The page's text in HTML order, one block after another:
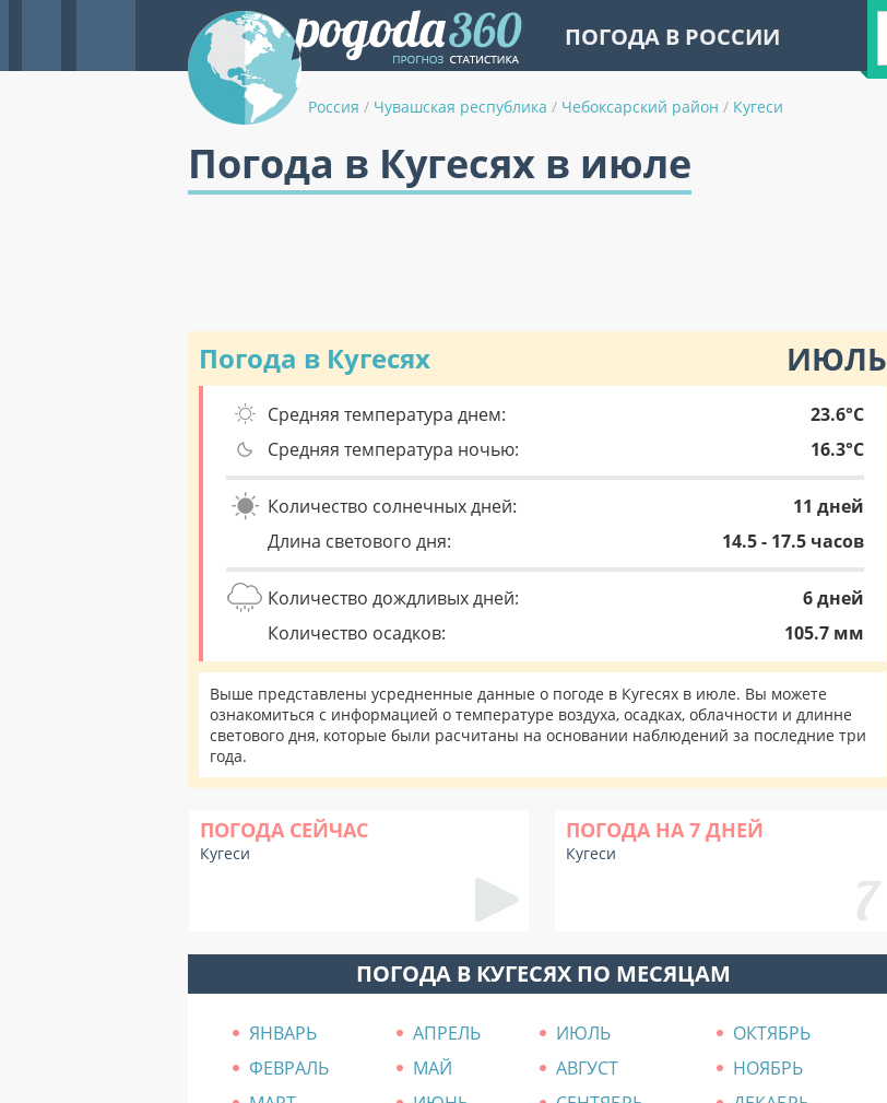
ПОГОДА В РОССИИ
Россия / Чувашская республика / Чебоксарский район / Кугеси
Погода в Кугесях в июле
Погода в Кугесях ИЮЛЬ
Средняя температура днем:
23.6°C
Средняя температура ночью:
16.3°C
Количество солнечных дней:
11 дней
Длина светового дня:
14.5 - 17.5 часов
Количество дождливых дней:
6 дней
Количество осадков:
105.7 мм
Выше представлены усредненные данные о погоде в Кугесях в июле. Вы можете
ознакомиться с информацией о температуре воздуха, осадках, облачности и длинне
светового дня, которые были расчитаны на основании наблюдений за последние три
года.
ПОГОДА СЕЙЧАС
Кугеси
ПОГОДА НА 7 ДНЕЙ
Кугеси
ПОГОДА В КУГЕСЯХ ПО МЕСЯЦАМ
ЯНВАРЬ АПРЕЛЬ ИЮЛЬ
ОКТЯБРЬ
ФЕВРАЛЬ
МАЙ АВГУСТ
НОЯБРЬ